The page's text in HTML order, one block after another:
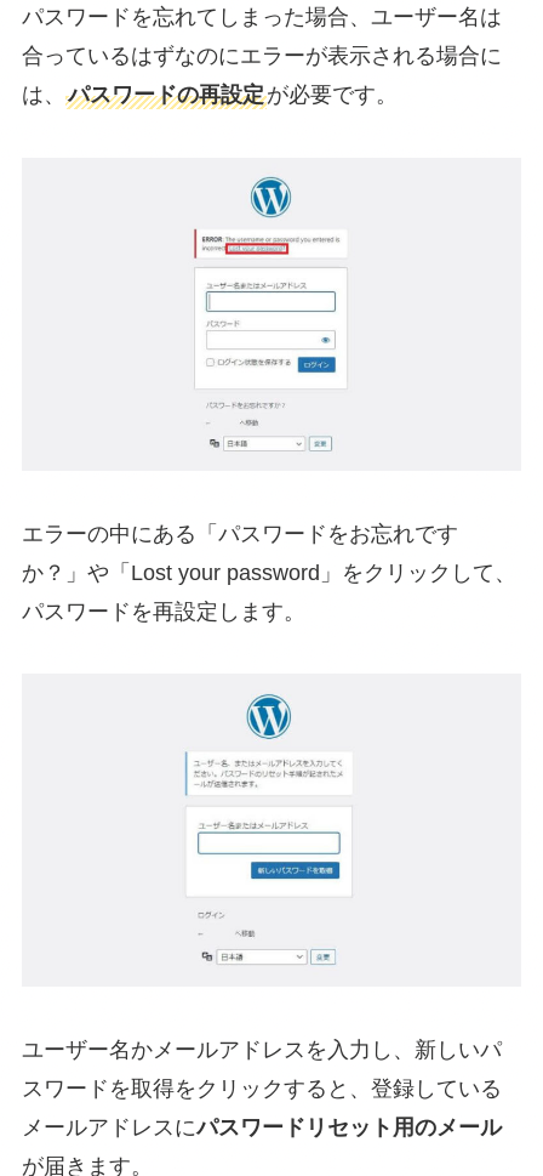
パスワードを忘れてしまった場合、ユーザー名は
合っているはずなのにエラーが表示される場合に
は、 パスワードの再設定が必要です。
エラーの中にある「パスワードをお忘れです
か？」や「Lost your password」をクリックして、
パスワードを再設定します。
ユーザー名かメールアドレスを入力し、新しいパ
スワードを取得をクリックすると、登録している
メールアドレスにパスワードリセット用のメール
が届きます。